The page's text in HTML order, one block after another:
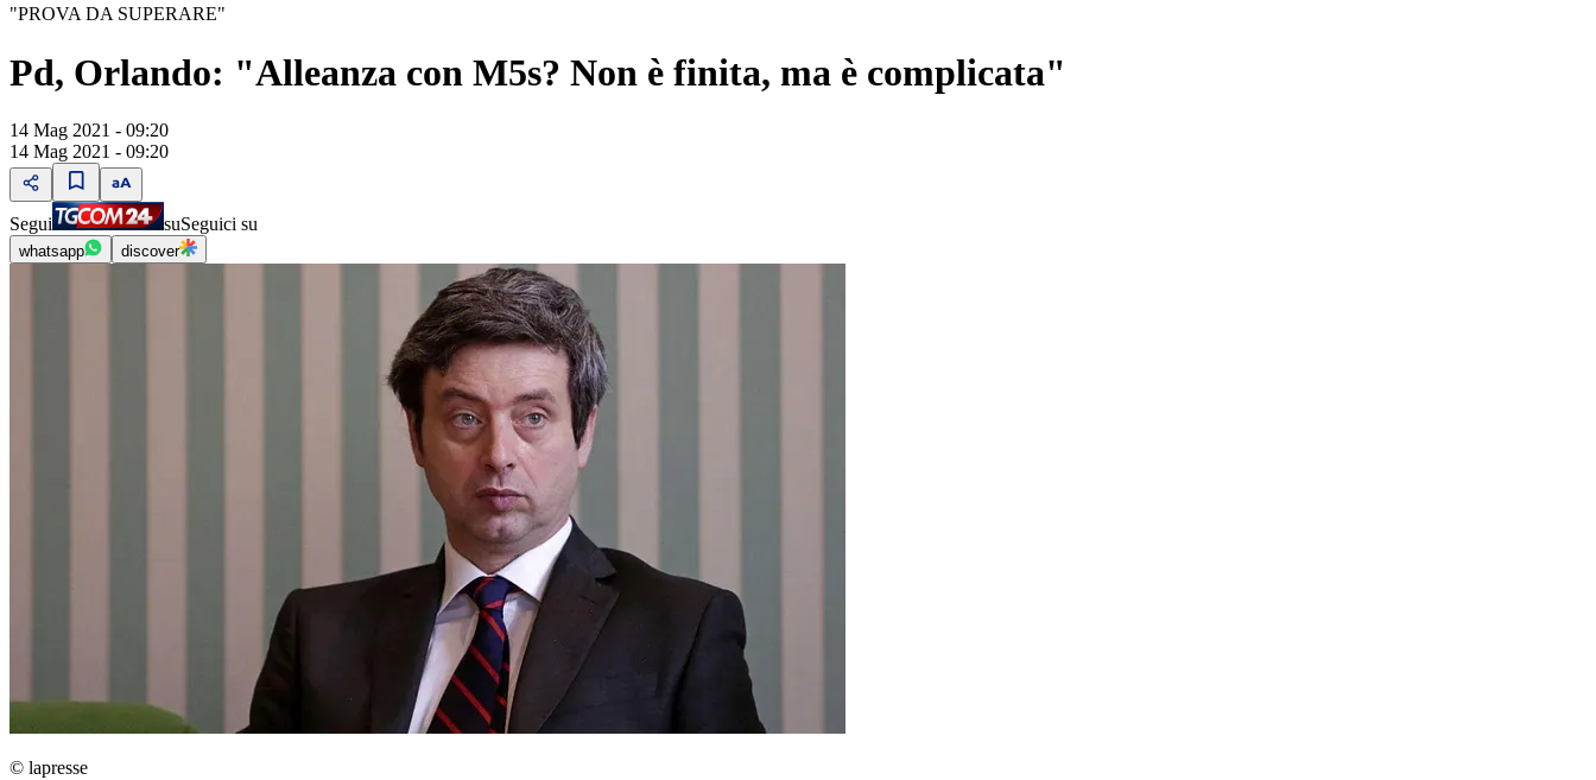
"PROVA DA SUPERARE"
Pd, Orlando: "Alleanza con M5s? Non è finita, ma è complicata"
14 Mag 2021 - 09:20
14 Mag 2021 - 09:20
Segui suSeguici su
whatsapp discover
© lapresse